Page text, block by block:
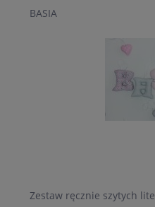
BASIA
Zestaw ręcznie szytych